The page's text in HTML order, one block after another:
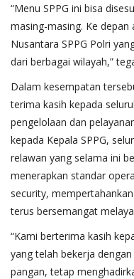
“Menu SPPG ini bisa
masing-masing. Ke depan
Nusantara SPPG Polri
dari berbagai wilayah,”
Dalam kesempatan
terima kasih kepada
pengelolaan dan
kepada Kepala SPPG,
relawan yang selama ini
menerapkan standar
security,
terus bersemangat
“Kami berterima kasih
yang telah bekerja
pangan, tetap